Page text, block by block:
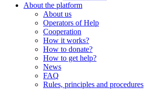
About the platform
About us
Operators of Help
Cooperation
How it works?
How to donate?
How to get help?
News
FAQ
Rules, principles and procedures